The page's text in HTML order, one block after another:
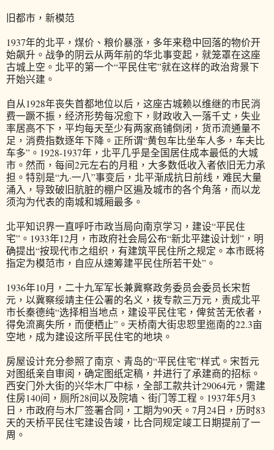
旧都市，新模范
1937年的北平，煤价、粮价暴涨，多年来稳中回落的物价开
始飙升。战争的阴云从两年前的华北事变起，就笼罩在这座
古城上空。北平的第一个“平民住宅”就在这样的政治背景下
开始兴建。
自从1928年丧失首都地位以后，这座古城赖以维继的市民消
费一蹶不振，经济形势每况愈下，财政收入一落千丈，失业
率居高不下，平均每天至少有两家商铺倒闭，货币流通量不
足，消费指数逐年下降。正所谓“黄包车比坐车人多，车夫比
车多”。1928-1937年，北平几乎是全国居住成本最低的大城
市。然而，每间2元左右的月租，大多数低收入者依旧无力承
担。特别是“九·一八”事变后，北平渐成抗日前线，难民大量
涌入，导致破旧肮脏的棚户区遍及城市的各个角落，而以龙
须沟为代表的南城和城厢最多。
北平知识界一直呼吁市政当局向南京学习，建设“平民住
宅”。1933年12月，市政府社会局公布“新北平建设计划”，明
确提出“按现代市之组织，有建筑平民住所之规定。本市既将
指定为模范市，自应从速筹建平民住所若干处”。
1936年10月，二十九军军长兼冀察政务委员会委员长宋哲
元，以冀察绥靖主任公署的名义，拨专款三万元，责成北平
市长秦德纯“选择相当地点，建设平民住宅，俾贫苦无依者，
得免流离失所，而便栖止”。天桥南大街忠恕里迤南的22.3亩
空地，成为建设这所平民住宅的地块。
房屋设计充分参照了南京、青岛的“平民住宅”样式。宋哲元
对图纸亲自审阅，确定图纸定稿，并进行了承建商的招标。
西安门外大街的兴华木厂中标，全部工款共计29064元，需建
住房140间，厕所28间以及院墙、街门等工程。1937年5月3
日，市政府与木厂签署合同，工期为90天。7月24日，历时83
天的天桥平民住宅建设告竣，比合同规定竣工日期提前了一
周。